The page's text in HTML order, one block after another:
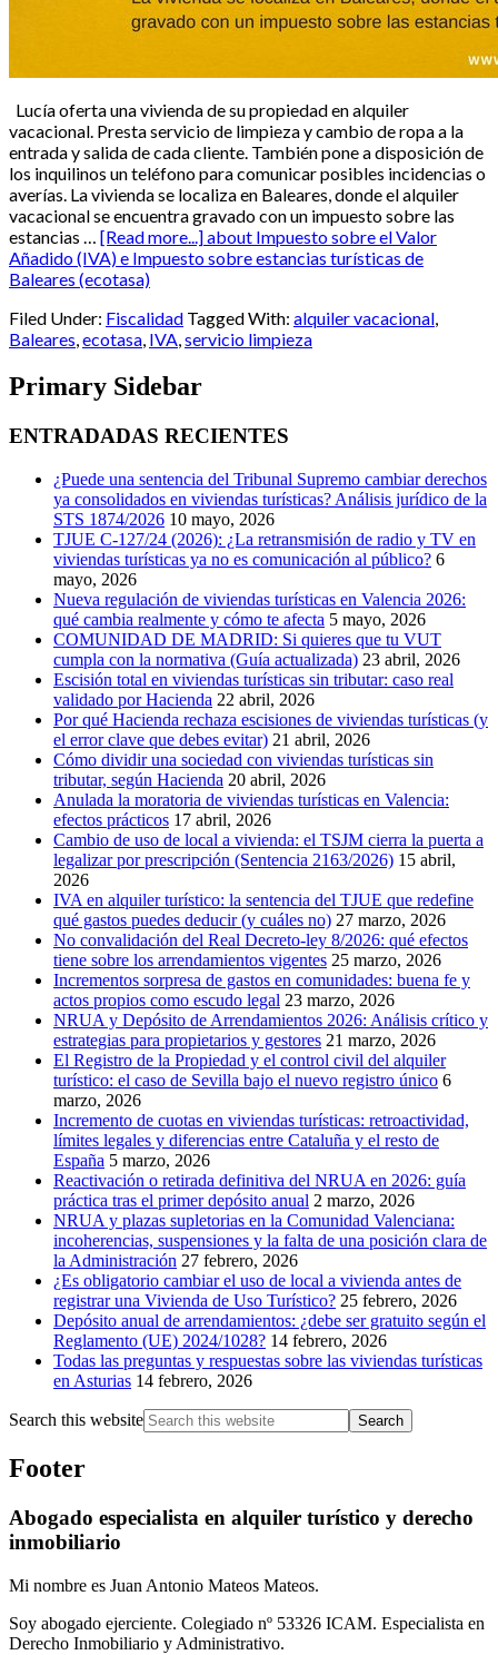
Lucía oferta una vivienda de su propiedad en alquiler
vacacional. Presta servicio de limpieza y cambio de ropa a la
entrada y salida de cada cliente. También pone a disposición de
los inquilinos un teléfono para comunicar posibles incidencias o
averías. La vivienda se localiza en Baleares, donde el alquiler
vacacional se encuentra gravado con un impuesto sobre las
estancias … [Read more...]about Impuesto sobre el Valor
Añadido (IVA) e Impuesto sobre estancias turísticas de
Baleares (ecotasa)
Filed Under: Fiscalidad Tagged With: alquiler vacacional,
Baleares,ecotasa, IVA,servicio limpieza
Primary Sidebar
ENTRADADAS RECIENTES
¿Puede una sentencia del Tribunal Supremo cambiar derechos
ya consolidados en viviendas turísticas? Análisis jurídico de la
STS 1874/2026 10 mayo, 2026
TJUE C-127/24 (2026): ¿La retransmisión de radio y TV en
viviendas turísticas ya no es comunicación al público? 6
mayo, 2026
Nueva regulación de viviendas turísticas en Valencia 2026:
qué cambia realmente y cómo te afecta 5 mayo, 2026
COMUNIDAD DE MADRID: Si quieres que tu VUT
cumpla con la normativa (Guía actualizada) 23 abril, 2026
Escisión total en viviendas turísticas sin tributar: caso real
validado por Hacienda 22 abril, 2026
Por qué Hacienda rechaza escisiones de viviendas turísticas (y
el error clave que debes evitar) 21 abril, 2026
Cómo dividir una sociedad con viviendas turísticas sin
tributar, según Hacienda 20 abril, 2026
Anulada la moratoria de viviendas turísticas en Valencia:
efectos prácticos 17 abril, 2026
Cambio de uso de local a vivienda: el TSJM cierra la puerta a
legalizar por prescripción (Sentencia 2163/2026) 15 abril,
2026
IVA en alquiler turístico: la sentencia del TJUE que redefine
qué gastos puedes deducir (y cuáles no) 27 marzo, 2026
No convalidación del Real Decreto-ley 8/2026: qué efectos
tiene sobre los arrendamientos vigentes 25 marzo, 2026
Incrementos sorpresa de gastos en comunidades: buena fe y
actos propios como escudo legal 23 marzo, 2026
NRUA y Depósito de Arrendamientos 2026: Análisis crítico y
estrategias para propietarios y gestores 21 marzo, 2026
El Registro de la Propiedad y el control civil del alquiler
turístico: el caso de Sevilla bajo el nuevo registro único 6
marzo, 2026
Incremento de cuotas en viviendas turísticas: retroactividad,
límites legales y diferencias entre Cataluña y el resto de
España 5 marzo, 2026
Reactivación o retirada definitiva del NRUA en 2026: guía
práctica tras el primer depósito anual 2 marzo, 2026
NRUA y plazas supletorias en la Comunidad Valenciana:
incoherencias, suspensiones y la falta de una posición clara de
la Administración 27 febrero, 2026
¿Es obligatorio cambiar el uso de local a vivienda antes de
registrar una Vivienda de Uso Turístico? 25 febrero, 2026
Depósito anual de arrendamientos: ¿debe ser gratuito según el
Reglamento (UE) 2024/1028? 14 febrero, 2026
Todas las preguntas y respuestas sobre las viviendas turísticas
en Asturias 14 febrero, 2026
Search this website
Footer
Abogado especialista en alquiler turístico y derecho
inmobiliario
Mi nombre es Juan Antonio Mateos Mateos.
Soy abogado ejerciente. Colegiado nº 53326 ICAM. Especialista en
Derecho Inmobiliario y Administrativo.